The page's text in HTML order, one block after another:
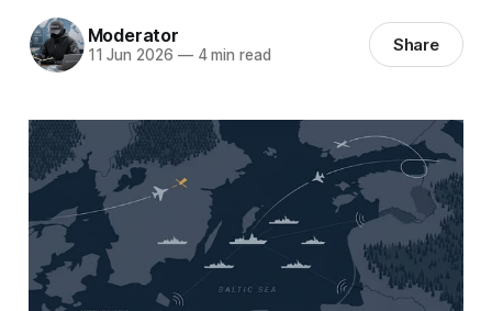
Moderator
11 Jun 2026 —4 min read Share